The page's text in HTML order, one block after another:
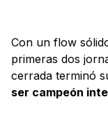
Con un flow
primeras dos
cerrada terminó
ser campeón